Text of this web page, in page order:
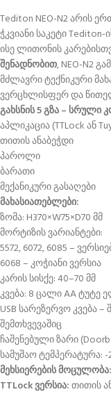
Tediton NEO-N2 არის
ჭკვიანი საკეტი
ისე ლითონის
შენადნობით, NEO-N2
მძლავრი ტექნიკური
ვერცხლისფერ და
გახსნის 5 გზა –
აპლიკაცია (TTLock ან
თითის ანაბეჭდი
პაროლი
ბარათი
მექანიკური გასაღები
მახასიათებლები:
ზომა: H370×W75×D70 მმ
მორტიზის ვარიანტები:
5572, 6072, 6085 –
6068 – კოჭიანი ვერსია
კარის სისქე: 40–70 მმ
კვება: 8 ცალი AA ტუტე
USB სარეზერვო კვება
შემთხვევაშიც
ჩაშენებული ზარი
სამუშაო ტემპერატურა: -
მეხსიერების მოცულობა:
TTLock ვერსია:თითის